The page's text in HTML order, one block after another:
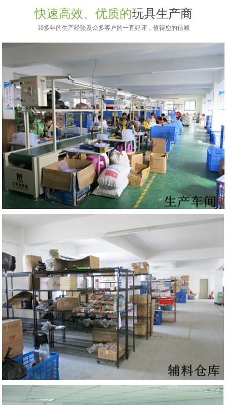
快速高效、优质的玩具生产商
10多年的生产经验及众多客户的一直好评，值得您的信赖